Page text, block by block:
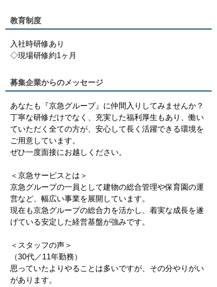
教育制度
入社時研修あり
◇現場研修約1ヶ月
募集企業からのメッセージ
あなたも『京急グループ』に仲間入りしてみませんか？
丁寧な研修だけでなく、充実した福利厚生もあり、働い
ていただく全ての方が、安心して長く活躍できる環境を
ご用意しています。
ぜひ一度面接にお越しください。
＜京急サービスとは＞
京急グループの一員として建物の総合管理や保育園の運
営など、幅広い事業を展開しています。
現在も京急グループの総合力を活かし、着実な成長を遂
げている安定した経営基盤が強みです。
＜スタッフの声＞
（30代／11年勤務）
思っていたよりやることは多いですが、その分やりがい
があります。